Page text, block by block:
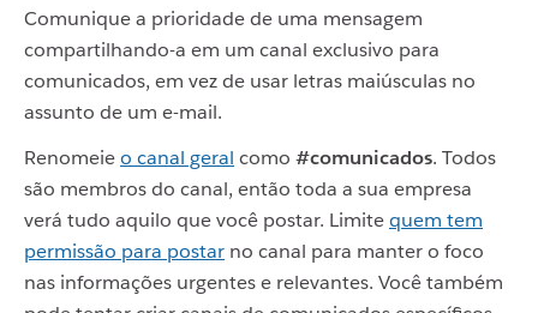
Comunique a prioridade de uma mensagem
compartilhando-a em um canal exclusivo para
comunicados, em vez de usar letras maiúsculas no
assunto de um e-mail.
Renomeieo canal geral como #comunicados. Todos
são membros do canal, então toda a sua empresa
verá tudo aquilo que você postar. Limitequem tem
permissão para postar no canal para manter o foco
nas informações urgentes e relevantes. Você também